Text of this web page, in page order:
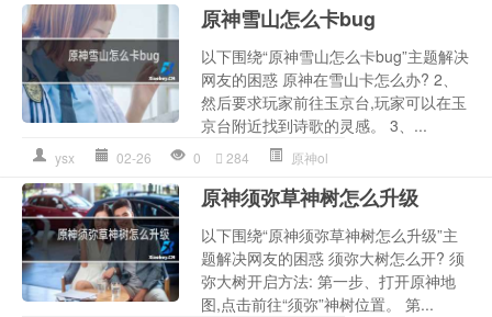
原神雪山怎么卡bug
以下围绕“原神雪山怎么卡bug”主题解决
网友的困惑 原神在雪山卡怎么办? 2、
然后要求玩家前往玉京台,玩家可以在玉
京台附近找到诗歌的灵感。 3、...
ysx 02-26 0 284 原神ol
原神须弥草神树怎么升级
以下围绕“原神须弥草神树怎么升级”主
题解决网友的困惑 须弥大树怎么开? 须
弥大树开启方法: 第一步、打开原神地
图,点击前往“须弥”神树位置。 第...